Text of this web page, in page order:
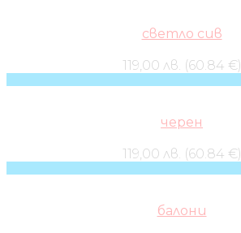
светло сив
119,00 лв. (60.84 €)
черен
119,00 лв. (60.84 €)
балони